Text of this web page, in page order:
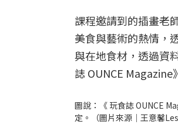
課程邀請到的插畫老
美食與藝術的熱情，
與在地食材，透過資
誌 OUNCE
圖說：《 玩食誌 OUNCE
定。（圖片來源｜王意馨